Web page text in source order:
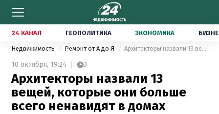
24 КАНАЛ ГЕОПОЛИТИКА ЭКОНОМИКА
Недвижимость Ремонт от А до Я Архитекторы назвали 13 вещей, которые они больше всего ненавидят в домах
10 октября, 19:24 3
Архитекторы назвали 13
вещей, которые они больше
всего ненавидят в домах